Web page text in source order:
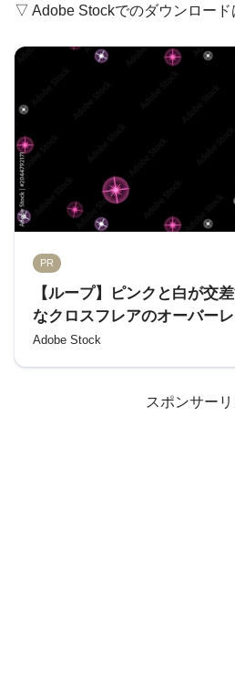
▽ Adobe Stockでのダウンロード
PR
【ループ】ピンクと白が交
なクロスフレアのオーバー
ト Stock ビデオ
Adobe Stock
スポンサーリ